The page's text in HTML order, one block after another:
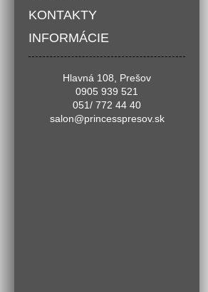
KONTAKTY
INFORMÁCIE
Hlavná 108, Prešov
0905 939 521
051/ 772 44 40
salon@princesspresov.sk